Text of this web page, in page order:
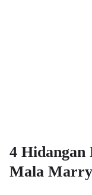
4 Hidangan
Mala